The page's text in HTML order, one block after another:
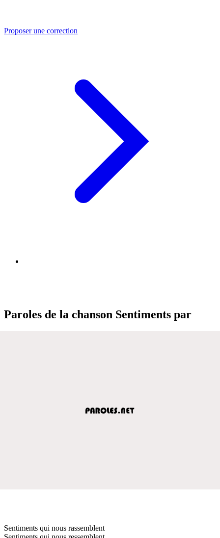
Proposer une correction
Paroles de la chanson Sentiments par
Sentiments qui nous rassemblent